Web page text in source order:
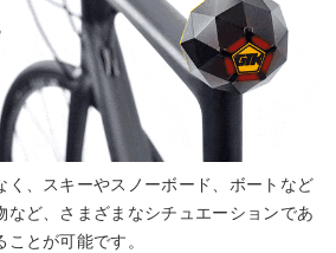
く、スキーやスノーボード、ボートなど
など、さまざまなシチュエーションであ
とが可能です。